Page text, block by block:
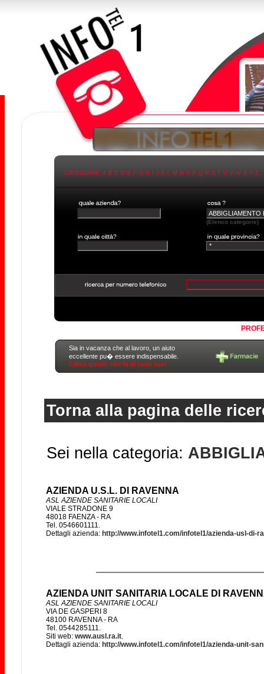
CATEGORIE: A B C D E F G H J K L M N O P Q R S T U V W X Y Z
(Elenco categorie)
Sia in vacanza che al lavoro, un aiuto
eccellente pu� essere indispensabile.
Cerca quello che fa al caso tuo!
Torna alla pagina delle
Sei nella categoria:
AZIENDA U.S.L. DI RAVENNA
ASL AZIENDE SANITARIE LOCALI
VIALE STRADONE 9
48018 FAENZA - RA
Tel. 0546601111.
Dettagli azienda: http://www.infotel1.com/infotel1/azienda-usl-di-
AZIENDA UNIT SANITARIA LOCALE DI
ASL AZIENDE SANITARIE LOCALI
VIA DE GASPERI 8
48100 RAVENNA - RA
Tel. 0544285111.
Siti web: www.ausl.ra.it.
Dettagli azienda: http://www.infotel1.com/infotel1/azienda-unit-